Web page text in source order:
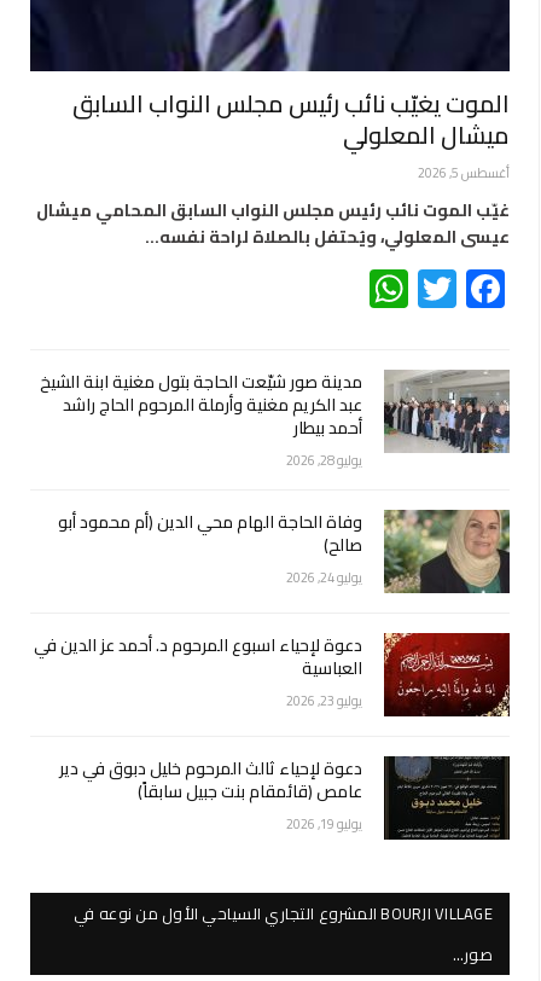
الموت يغيّب نائب رئيس مجلس النواب السابق
ميشال المعلولي
أغسطس 5, 2026
غيّب الموت نائب رئيس مجلس النواب السابق المحامي ميشال
عيسى المعلولي، ويُحتفل بالصلاة لراحة نفسه…
Facebook
Twitter
مدينة صور شيّعت الحاجة بتول مغنية ابنة الشيخ
عبد الكريم مغنية وأرملة المرحوم الحاج راشد
أحمد بيطار
يوليو 28, 2026
وفاة الحاجة الهام محي الدين (أم محمود أبو
صالح)
يوليو 24, 2026
دعوة لإحياء اسبوع المرحوم د. أحمد عز الدين في
العباسية
يوليو 23, 2026
دعوة لإحياء ثالث المرحوم خليل دبوق في دير
عامص (قائمقام بنت جبيل سابقاً)
يوليو 19, 2026
BOURJI VILLAGE المشروع التجاري السياحي الأول من نوعه في
صور…